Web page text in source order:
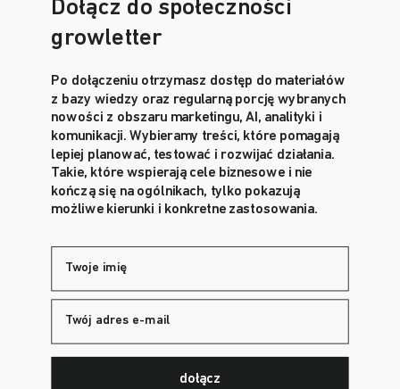
portfolio i
zobacz, jak
angażując
e
doświadcz
enia.
aukcje
The Oh
My Gosh
visual
identity
commerce
Dołącz do społeczności
growletter
Po dołączeniu otrzymasz dostęp do materiałów
z bazy wiedzy oraz regularną porcję wybranych
nowości z obszaru marketingu, AI, analityki i
komunikacji. Wybieramy treści, które pomagają
lepiej planować, testować i rozwijać działania.
Takie, które wspierają cele biznesowe i nie
kończą się na ogólnikach, tylko pokazują
możliwe kierunki i konkretne zastosowania.
name
e-mail
dołącz